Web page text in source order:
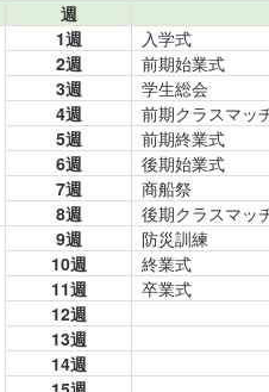
週
1週
入学式
2週
前期始業式
3週
学生総会
4週
前期クラスマッ
5週
前期終業式
6週
後期始業式
7週
商船祭
8週
後期クラスマッ
9週
防災訓練
10週
終業式
11週
卒業式
12週
13週
14週